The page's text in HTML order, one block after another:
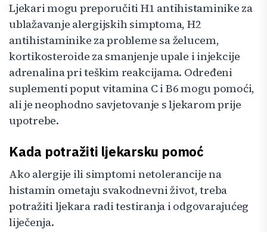
Ljekari mogu preporučiti H1 antihistaminike za
ublažavanje alergijskih simptoma, H2
antihistaminike za probleme sa želucem,
kortikosteroide za smanjenje upale i injekcije
adrenalina pri teškim reakcijama. Određeni
suplementi poput vitamina C i B6 mogu pomoći,
ali je neophodno savjetovanje s ljekarom prije
upotrebe.
Kada potražiti ljekarsku pomoć
Ako alergije ili simptomi netolerancije na
histamin ometaju svakodnevni život, treba
potražiti ljekara radi testiranja i odgovarajućeg
liječenja.